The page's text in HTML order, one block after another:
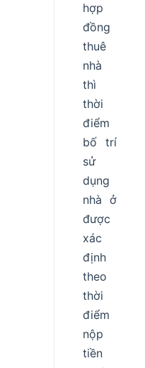
hợp
đồng
thuê
nhà
thì
thời
điểm
bố trí
sử
dụng
nhà ở
được
xác
định
theo
thời
điểm
nộp
tiền